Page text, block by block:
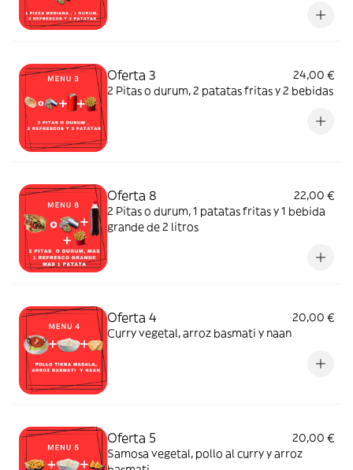
Oferta 3
24,00 €
2 Pitas o durum, 2 patatas fritas y 2 bebidas
Oferta 8
22,00 €
2 Pitas o durum, 1 patatas fritas y 1 bebida
grande de 2 litros
Oferta 4
20,00 €
Curry vegetal, arroz basmati y naan
Oferta 5
20,00 €
Samosa vegetal, pollo al curry y arroz